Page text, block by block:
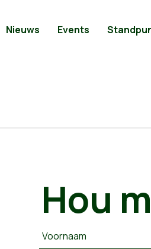
Nieuws Events
Hou
Voornaam